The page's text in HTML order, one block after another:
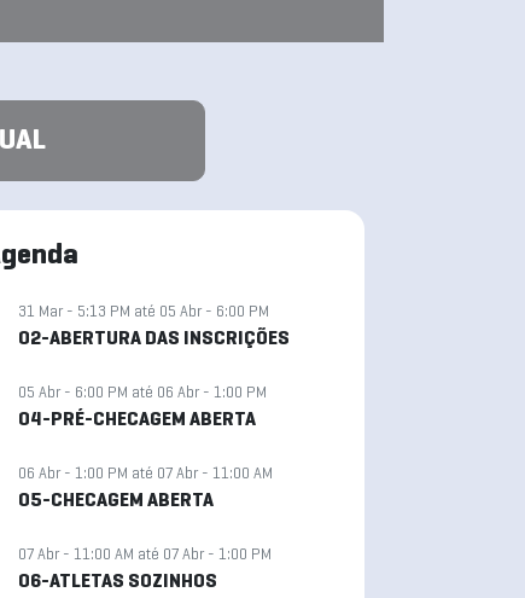
31 Mar - 5:13 PM até 05 Abr - 6:00 PM
02-ABERTURA DAS INSCRIÇÕES
05 Abr - 6:00 PM até 06 Abr - 1:00 PM
04-PRÉ-CHECAGEM ABERTA
06 Abr - 1:00 PM até 07 Abr - 11:00 AM
05-CHECAGEM ABERTA
07 Abr - 11:00 AM até 07 Abr - 1:00 PM
06-ATLETAS SOZINHOS